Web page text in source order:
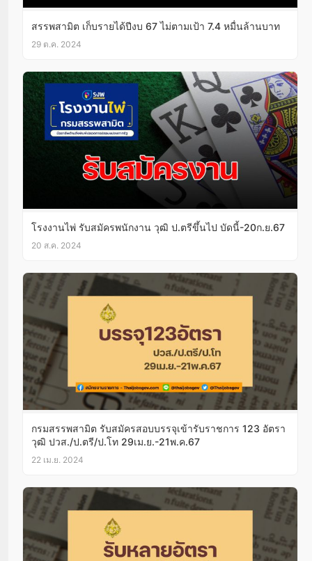
สรรพสามิต เก็บรายได้ปีงบ 67 ไม่ตามเป้า 7.4 หมื่นล้านบาท
29 ต.ค. 2024
โรงงานไพ่ รับสมัครพนักงาน วุฒิ ป.ตรีขึ้นไป บัดนี้-20ก.ย.67
20 ส.ค. 2024
กรมสรรพสามิต รับสมัครสอบบรรจุเข้ารับราชการ 123 อัตรา
วุฒิ ปวส./ป.ตรี/ป.โท 29เม.ย.-21พ.ค.67
22 เม.ย. 2024